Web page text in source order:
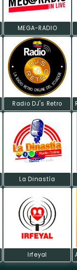
MEGA-RADIO
Radio DJ's Retro
La Dinastía
Irfeyal